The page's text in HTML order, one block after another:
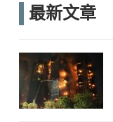
c
o
k
e
最新文章